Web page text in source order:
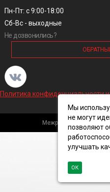
Пн-Пт: с 9:00-18:00
Сб-Вс - выходные
Не дозвонились?
Политика конфиденциальности
Межрегиональная
Мы
не могут
позволяют
улучшать
ОК